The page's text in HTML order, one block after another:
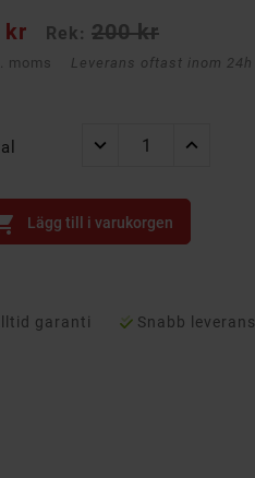
kr Rek: 200 kr
moms Leverans oftast inom 24h
Lägg till i varukorgen
garanti Snabb leverans